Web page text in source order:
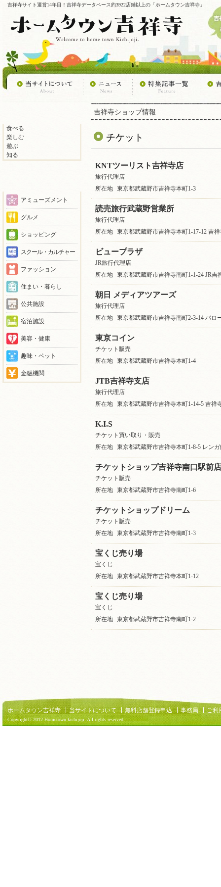
吉祥寺サイト運営14年目！吉祥寺データベース約3922店鋪以上の「ホームタウン吉祥寺」
食べる
楽しむ
遊ぶ
知る
アミューズメント
グルメ
ショッピング
スクール・カルチャー
ファッション
住まい・暮らし
公共施設
宿泊施設
美容・健康
趣味・ペット
金融機関
吉祥寺ショップ情報
チケット
KNTツーリスト吉祥寺店
旅行代理店
所在地
東京都武蔵野市吉祥寺本町1-3
読売旅行武蔵野営業所
旅行代理店
所在地
東京都武蔵野市吉祥寺本町1-17-12 吉
ビュープラザ
JR旅行代理店
所在地
東京都武蔵野市吉祥寺南町1-1-24 JR吉
朝日 メディアツアーズ
旅行代理店
所在地
東京都武蔵野市吉祥寺南町2-3-14 バロ
東京コイン
チケット販売
所在地
東京都武蔵野市吉祥寺本町1-4
JTB吉祥寺支店
旅行代理店
所在地
東京都武蔵野市吉祥寺本町1-14-5 吉祥
K.I.S
チケット買い取り・販売
所在地
東京都武蔵野市吉祥寺本町1-8-5 レンガ
チケットショップ吉祥寺南口駅前店
チケット販売
所在地
東京都武蔵野市吉祥寺南町1-6
チケットショップドリーム
チケット販売
所在地
東京都武蔵野市吉祥寺南町1-3
宝くじ売り場
宝くじ
所在地
東京都武蔵野市吉祥寺本町1-12
宝くじ売り場
宝くじ
所在地
東京都武蔵野市吉祥寺南町1-2
ホームタウン吉祥寺 当サイトについて 無料店舗登録申込 事務局 ご利
Copyright© 2012 Hometown kichijoji. All rights reserved.